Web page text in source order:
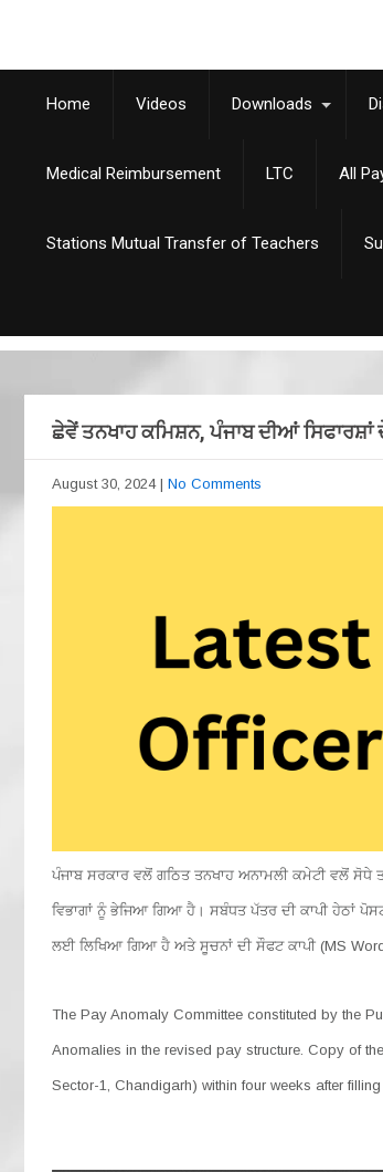
Home Videos Downloads
Medical Reimbursement LTC All
Stations Mutual Transfer of Teachers
ਛੇਵੇਂ ਤਨਖਾਹ ਕਮਿਸ਼ਨ, ਪੰਜਾਬ ਦੀਆਂ
August 30, 2024 | No Comments
ਪੰਜਾਬ ਸਰਕਾਰ ਵਲੋਂ ਗਠਿਤ ਤਨਖਾਹ ਅਨਾਮਲੀ ਕਮੇਟੀ ਵਲੋਂ
ਵਿਭਾਗਾਂ ਨੂੰ ਭੇਜਿਆ ਗਿਆ ਹੈ। ਸਬੰਧਤ ਪੱਤਰ ਦੀ ਕਾਪੀ ਹੇਠਾਂ
ਲਈ ਲਿਖਿਆ ਗਿਆ ਹੈ ਅਤੇ ਸੂਚਨਾਂ ਦੀ ਸੌਫਟ ਕਾਪੀ (MS
The Pay Anomaly Committee constituted by the
Anomalies in the revised pay structure. Copy of
Sector-1, Chandigarh) within four weeks after